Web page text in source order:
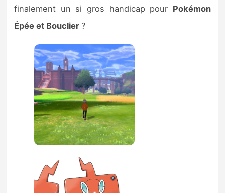
finalement un si gros handicap pour Pokémon
Épée et Bouclier?